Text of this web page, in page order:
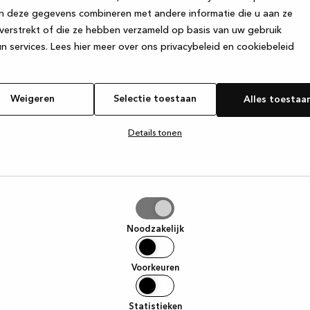
deze gegevens combineren met andere informatie die u aan ze
of die ze hebben verzameld op basis van uw gebruik
services. Lees hier meer over ons privacybeleid en cookiebeleid
Weigeren Selectie toestaan Alles
Details tonen
Noodzakelijk
Voorkeuren
Statistieken
has occurred while loadingwww.kvik.be (see the